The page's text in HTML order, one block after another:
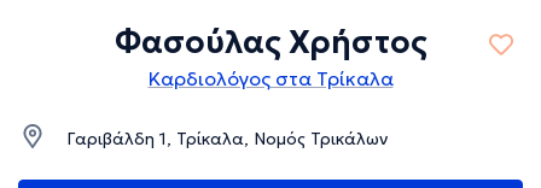
Φασούλας Χρήστος
Καρδιολόγος στα Τρίκαλα
Γαριβάλδη 1, Τρίκαλα, Νομός Τρικάλων